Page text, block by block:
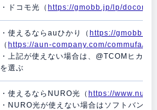
・ドコモ光（ https://gmobb.jp/lp/
・使えるならauひかり（ https://
（ https://aun-company.com/commufa/
・上記が使えない場合は、@TCOMヒカリ
を選ぶ
・使えるならNURO光（ https://
・NURO光が使えない場合はソフトバンク